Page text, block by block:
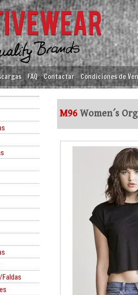
FAQ Contactar Condiciones de
M96 Women´s